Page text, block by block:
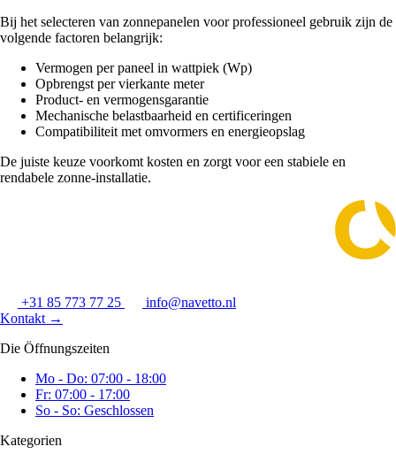
Bij het selecteren van zonnepanelen voor professioneel gebruik zijn de
volgende factoren belangrijk:
Vermogen per paneel in wattpiek (Wp)
Opbrengst per vierkante meter
Product- en vermogensgarantie
Mechanische belastbaarheid en certificeringen
Compatibiliteit met omvormers en energieopslag
De juiste keuze voorkomt kosten en zorgt voor een stabiele en
rendabele zonne-installatie.
+31 85 773 77 25
info@navetto.nl
Kontakt →
Die Öffnungszeiten
Mo - Do: 07:00 - 18:00
Fr: 07:00 - 17:00
So - So: Geschlossen
Kategorien